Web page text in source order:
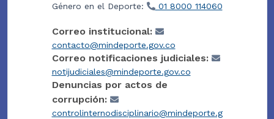
Género en el Deporte:
01 8000 114060
Correo institucional:
contacto@mindeporte.gov.co
Correo notificaciones judiciales:
notijudiciales@mindeporte.gov.co
Denuncias por actos de
corrupción:
controlinternodisciplinario@mindeporte.g